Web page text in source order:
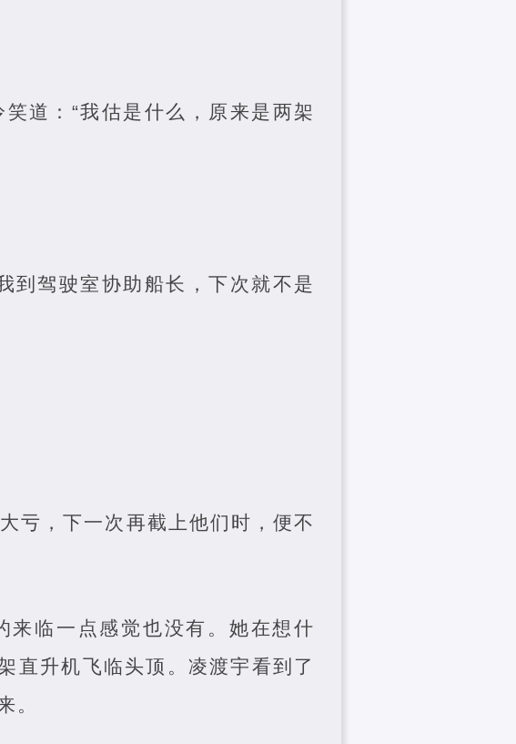
道：“我估是什么，原来是两架
到驾驶室协助船长，下次就不是
亏，下一次再截上他们时，便不
来临一点感觉也没有。她在想什
直升机飞临头顶。凌渡宇看到了
。